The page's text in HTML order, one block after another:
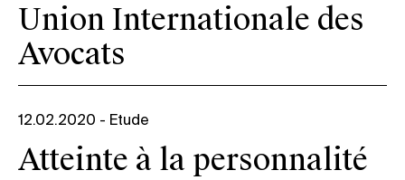
Union Internationale des
Avocats
12.02.2020 - Etude
Atteinte à la personnalité